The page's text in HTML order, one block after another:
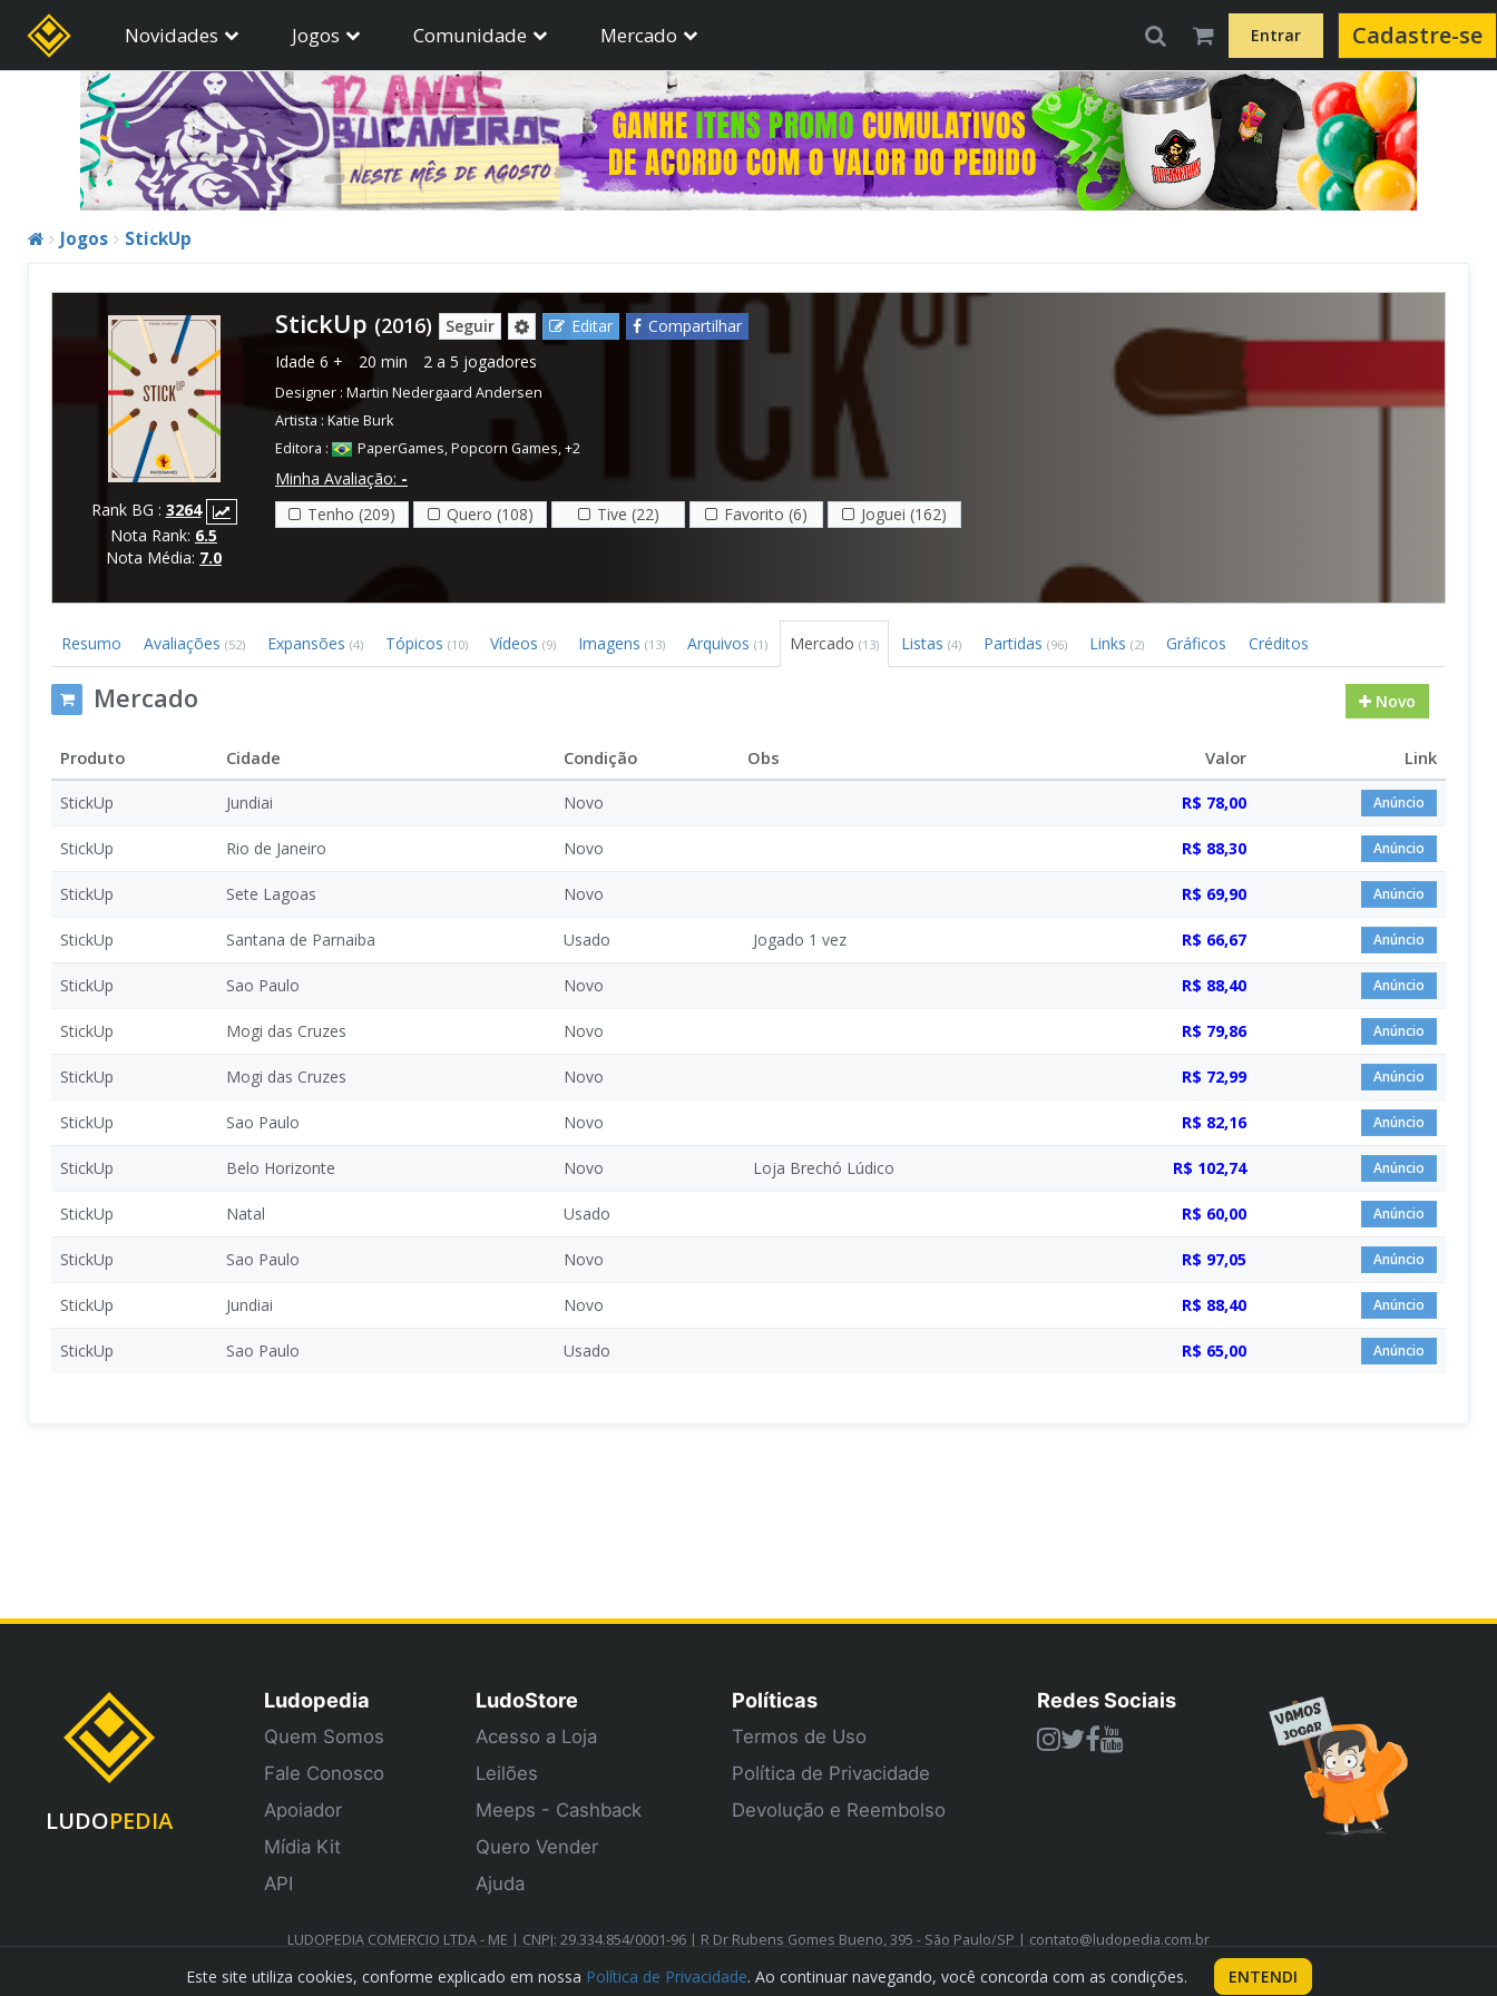
Novidades Jogos Comunidade Mercado Entrar Cadastre-se
Jogos StickUp
Rank BG : 3264
Nota Rank: 6.5
Nota Média: 7.0
StickUp (2016) Seguir Editar
Compartilhar
Idade 6 + 20 min 2 a 5 jogadores
Designer : Martin Nedergaard Andersen
Artista : Katie Burk
Editora :
PaperGames,Popcorn Games,+2
Minha Avaliação: -
Tenho (209)
Quero (108) Tive (22) Favorito (6) Joguei (162)
Resumo Avaliações (52) Expansões (4) Tópicos (10) Vídeos (9) Imagens (13) Arquivos (1) Mercado (13) Listas (4) Partidas (96) Links (2) Gráficos Créditos
Mercado Novo
Produto Cidade Condição Obs Valor Link
StickUp Jundiai Novo R$ 78,00 Anúncio
StickUp Rio de Janeiro Novo R$ 88,30 Anúncio
StickUp Sete Lagoas Novo R$ 69,90 Anúncio
StickUp Santana de Parnaiba Usado Jogado 1 vez R$ 66,67 Anúncio
StickUp Sao Paulo Novo R$ 88,40 Anúncio
StickUp Mogi das Cruzes Novo R$ 79,86 Anúncio
StickUp Mogi das Cruzes Novo R$ 72,99 Anúncio
StickUp Sao Paulo Novo R$ 82,16 Anúncio
StickUp Belo Horizonte Novo Loja Brechó Lúdico R$ 102,74 Anúncio
StickUp Natal Usado R$ 60,00 Anúncio
StickUp Sao Paulo Novo R$ 97,05 Anúncio
StickUp Jundiai Novo R$ 88,40 Anúncio
StickUp Sao Paulo Usado R$ 65,00 Anúncio
LUDOPEDIA
Ludopedia
Quem Somos
Fale Conosco
Apoiador
Mídia Kit
API
LudoStore
Acesso a Loja
Leilões
Meeps - Cashback
Quero Vender
Ajuda
Políticas
Termos de Uso
Política de Privacidade
Devolução e Reembolso
Redes Sociais
LUDOPEDIA COMERCIO LTDA - ME | CNPJ: 29.334.854/0001-96 | R Dr Rubens Gomes Bueno, 395 - São Paulo/SP | contato@ludopedia.com.br
Este site utiliza cookies, conforme explicado em nossa Política de Privacidade. Ao continuar navegando, você concorda com as condições. ENTENDI